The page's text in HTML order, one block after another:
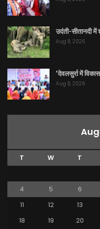
उदंती-सीतानदी
Aug 8, 2026
’देवलसुर्रा में
Aug 8, 2026
T W T
4
5 6
11
12 13
18
19 20